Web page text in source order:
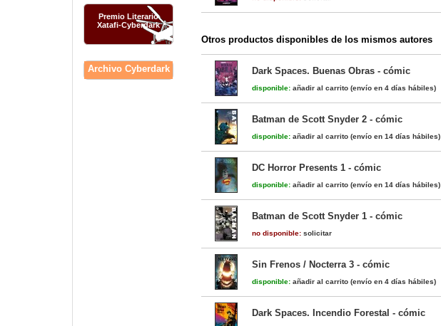
Premio Literario
Xatafi-Cyberdark
Archivo Cyberdark
Otros productos disponibles de los mismos autores
Dark Spaces. Buenas Obras - cómic
disponible: añadir al carrito (envío en 4 días hábiles)
Batman de Scott Snyder 2 - cómic
disponible: añadir al carrito (envío en 14 días hábiles)
DC Horror Presents 1 - cómic
disponible: añadir al carrito (envío en 14 días hábiles)
Batman de Scott Snyder 1 - cómic
no disponible: solicitar
Sin Frenos / Nocterra 3 - cómic
disponible: añadir al carrito (envío en 4 días hábiles)
Dark Spaces. Incendio Forestal - cómic